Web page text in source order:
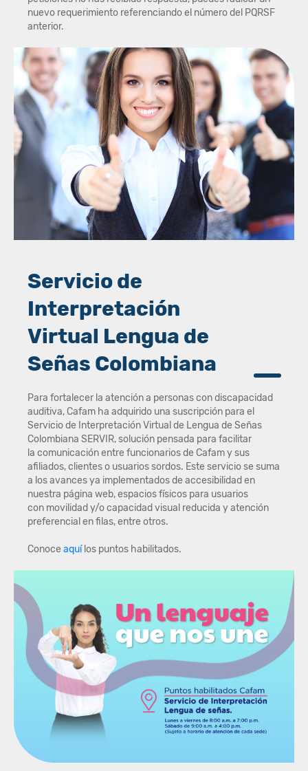
nuevo requerimiento referenciando el número del PQRSF
anterior.
Servicio de
Interpretación
Virtual Lengua de
Señas Colombiana
Para fortalecer la atención a personas con discapacidad
auditiva, Cafam​ ha adquirido una suscripción para el
Servicio de Interpretación Virtual de Lengua de Señas
Colombiana SERVIR, solución pensada para facilitar
la comunicación entre funcionarios de Cafam y sus
afiliados, clientes o usuarios sordos. Este servicio se suma
a los avances ya implementados de accesibilidad en
nuestra página web, espacios físicos para usuarios
con movilidad y/o capacidad visual reducida y atención
preferencial en filas, entre otros.​
Conoce aquílos puntos habilitados.